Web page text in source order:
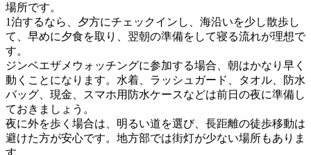
場所です。
1泊するなら、夕方にチェックインし、海沿いを少し散歩し
て、早めに夕食を取り、翌朝の準備をして寝る流れが理想で
す。
ジンベエザメウォッチングに参加する場合、朝はかなり早く
動くことになります。水着、ラッシュガード、タオル、防水
バッグ、現金、スマホ用防水ケースなどは前日の夜に準備し
ておきましょう。
夜に外を歩く場合は、明るい道を選び、長距離の徒歩移動は
避けた方が安心です。地方部では街灯が少ない場所もありま